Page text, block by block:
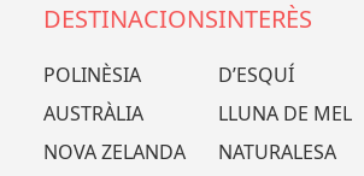
DESTINACIONS
POLINÈSIA
AUSTRÀLIA
NOVA ZELANDA
INTERÈS
D’ESQUÍ
LLUNA DE MEL
NATURALESA